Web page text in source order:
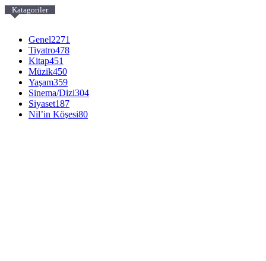
Katagoriler
Genel2271
Tiyatro478
Kitap451
Müzik450
Yaşam359
Sinema/Dizi304
Siyaset187
Nil’in Köşesi80